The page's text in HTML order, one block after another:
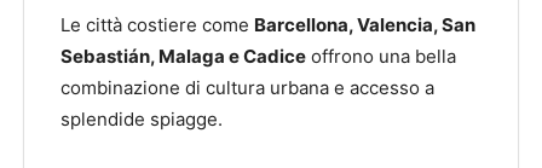
Le città costiere come Barcellona, Valencia, San
Sebastián, Malaga e Cadice offrono una bella
combinazione di cultura urbana e accesso a
splendide spiagge.